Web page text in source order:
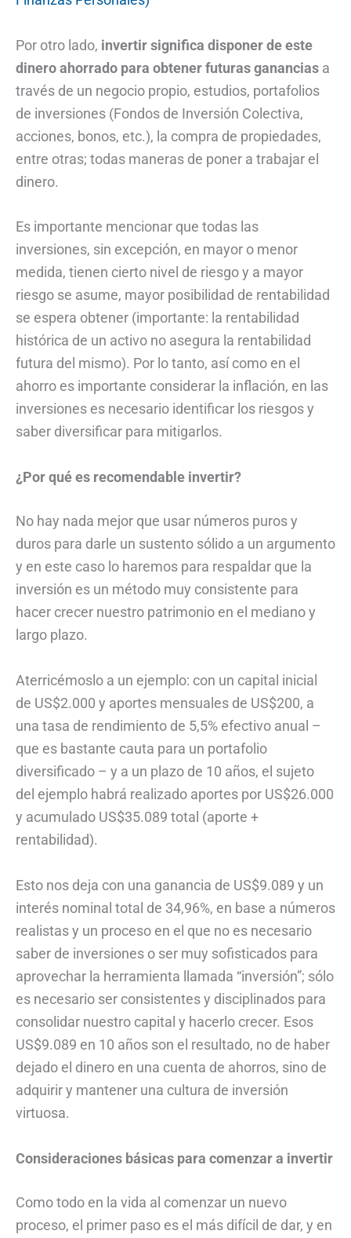
Por otro lado, invertir significa disponer de este
dinero ahorrado para obtener futuras ganancias a
través de un negocio propio, estudios, portafolios
de inversiones (Fondos de Inversión Colectiva,
acciones, bonos, etc.), la compra de propiedades,
entre otras; todas maneras de poner a trabajar el
dinero.
Es importante mencionar que todas las
inversiones, sin excepción, en mayor o menor
medida, tienen cierto nivel de riesgo y a mayor
riesgo se asume, mayor posibilidad de rentabilidad
se espera obtener (importante: la rentabilidad
histórica de un activo no asegura la rentabilidad
futura del mismo). Por lo tanto, así como en el
ahorro es importante considerar la inflación, en las
inversiones es necesario identificar los riesgos y
saber diversificar para mitigarlos.
¿Por qué es recomendable invertir?
No hay nada mejor que usar números puros y
duros para darle un sustento sólido a un argumento
y en este caso lo haremos para respaldar que la
inversión es un método muy consistente para
hacer crecer nuestro patrimonio en el mediano y
largo plazo.
Aterricémoslo a un ejemplo: con un capital inicial
de US$2.000 y aportes mensuales de US$200, a
una tasa de rendimiento de 5,5% efectivo anual –
que es bastante cauta para un portafolio
diversificado – y a un plazo de 10 años, el sujeto
del ejemplo habrá realizado aportes por US$26.000
y acumulado US$35.089 total (aporte +
rentabilidad).
Esto nos deja con una ganancia de US$9.089 y un
interés nominal total de 34,96%, en base a números
realistas y un proceso en el que no es necesario
saber de inversiones o ser muy sofisticados para
aprovechar la herramienta llamada “inversión”; sólo
es necesario ser consistentes y disciplinados para
consolidar nuestro capital y hacerlo crecer. Esos
US$9.089 en 10 años son el resultado, no de haber
dejado el dinero en una cuenta de ahorros, sino de
adquirir y mantener una cultura de inversión
virtuosa.
Consideraciones básicas para comenzar a invertir
Como todo en la vida al comenzar un nuevo
proceso, el primer paso es el más difícil de dar, y en